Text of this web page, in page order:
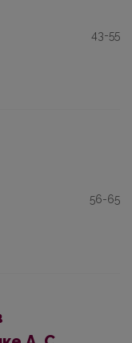
43-55
56-65